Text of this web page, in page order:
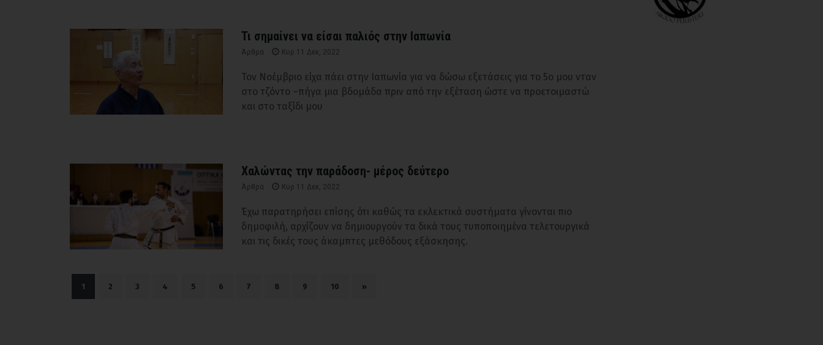
Τι σημαίνει να είσαι παλιός στην Ιαπωνία
Άρθρα Κυρ 11 Δεκ, 2022
Τον Νοέμβριο είχα πάει στην Ιαπωνία για να δώσω εξετάσεις για το 5ο μου νταν
στο τζόντο –πήγα μια βδομάδα πριν από την εξέταση ώστε να προετοιμαστώ
και στο ταξίδι μου
Χαλώντας την παράδοση- μέρος δεύτερο
Άρθρα Κυρ 11 Δεκ, 2022
Έχω παρατηρήσει επίσης ότι καθώς τα εκλεκτικά συστήματα γίνονται πιο
δημοφιλή, αρχίζουν να δημιουργούν τα δικά τους τυποποιημένα τελετουργικά
και τις δικές τους άκαμπτες μεθόδους εξάσκησης.
1 2 3 4 5 6 7 8 9 10 »